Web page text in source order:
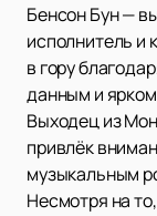
Бенсон Бун —
исполнитель и
в гору
данным и
Выходец из
привлёк
музыкальным
Несмотря на